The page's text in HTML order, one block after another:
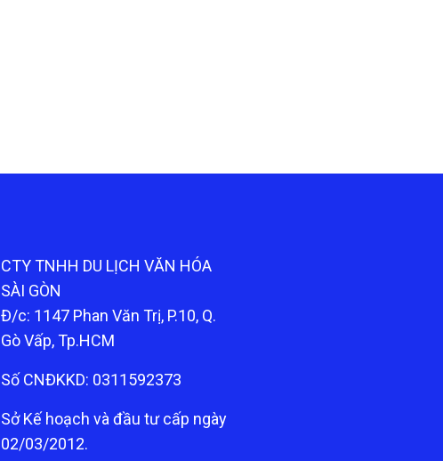
CTY TNHH DU LỊCH VĂN HÓA
SÀI GÒN
Đ/c: 1147 Phan Văn Trị, P.10, Q.
Gò Vấp, Tp.HCM
Số CNĐKKD: 0311592373
Sở Kế hoạch và đầu tư cấp ngày
02/03/2012.